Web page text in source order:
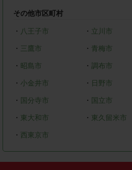
その他市区町村
・ 八王子市 ・ 立川市
・ 三鷹市 ・ 青梅市
・ 昭島市 ・ 調布市
・ 小金井市 ・ 日野市
・ 国分寺市 ・ 国立市
・ 東大和市 ・ 東久留米市
・ 西東京市